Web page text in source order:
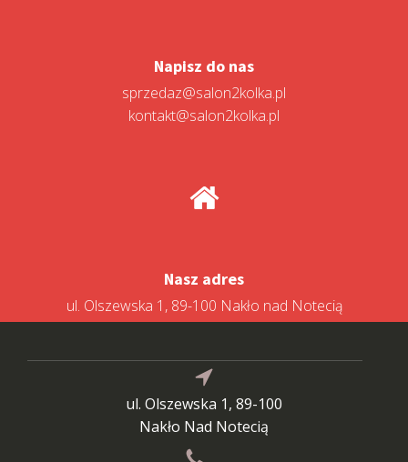
Napisz do nas
sprzedaz@salon2kolka.pl
kontakt@salon2kolka.pl
Nasz adres
ul. Olszewska 1, 89-100 Nakło nad Notecią
ul. Olszewska 1, 89-100
Nakło Nad Notecią